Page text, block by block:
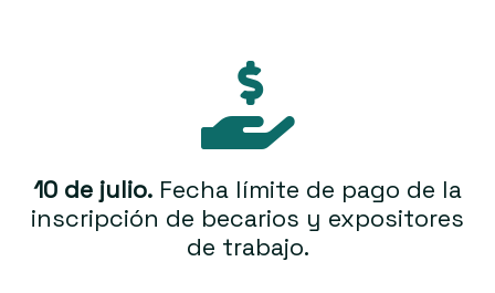
10 de julio. Fecha límite de pago de la
inscripción de becarios y expositores
de trabajo.